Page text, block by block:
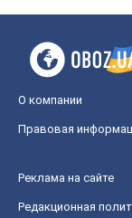
О компании
Правовая
Реклама на сайте
Редакционная